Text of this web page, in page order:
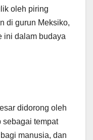
oleh piring
di gurun Meksiko,
ini dalam budaya
didorong oleh
sebagai tempat
manusia, dan